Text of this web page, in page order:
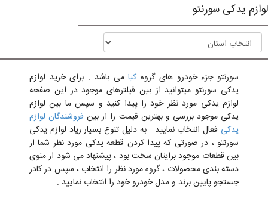
لوازم یدکی سورنتو
سورنتو جزء خودرو های گروه کیامی باشد . برای خرید لوازم
یدکی سورنتو میتوانید از بین فیلترهای موجود در این صفحه
لوازم یدکی مورد نظر خود را پیدا کنید و سپس ما بین لوازم
یدکی موجود بررسی و بهترین قیمت را از بین فروشندگان لوازم
یدکی فعال انتخاب نمایید . به دلیل تنوع بسیار زیاد لوازم یدکی
سورنتو ، در صورتی که پیدا کردن قطعه یدکی مورد نظر شما از
بین قطعات موجود برایتان سخت بود ، پیشنهاد می شود از منوی
دسته بندی محصولات ، گروه مورد نظر را انتخاب ، سپس در کادر
جستجو پایین برند و مدل خودرو خود را انتخاب نمایید .